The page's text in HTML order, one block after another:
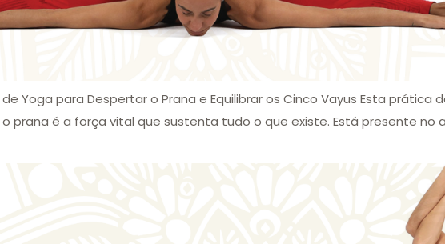
Yoga para Despertar o Prana e Equilibrar os Cinco Vayus Esta
prana é a força vital que sustenta tudo o que existe. Está presente no